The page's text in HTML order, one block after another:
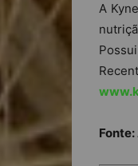
A
Fonte: